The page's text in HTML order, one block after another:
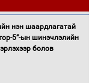
нэн шаардлагатай
5”-ын шинэчлэлийн
болов